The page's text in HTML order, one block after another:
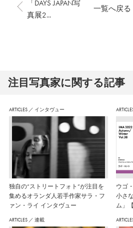
「DAYS JAPAN写
真展2...
一覧へ戻る
注⽬写真家に関する記事
ARTICLES ／ インタヴュー
独自の“ストリートフォト”が注目を
集めるオランダ人若手作家サラ・フ
ァン・ライ インタヴュー
ウゴ
小さ
ム」
ARTICLES ／ 連載